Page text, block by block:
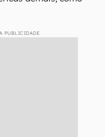
PUBLICIDADE